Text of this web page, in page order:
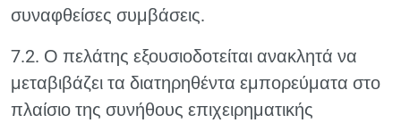
συναφθείσες συμβάσεις.
7.2. Ο πελάτης εξουσιοδοτείται ανακλητά να
μεταβιβάζει τα διατηρηθέντα εμπορεύματα στο
πλαίσιο της συνήθους επιχειρηματικής